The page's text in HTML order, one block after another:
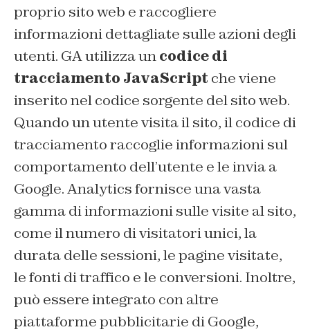
proprio sito web e raccogliere
informazioni dettagliate sulle azioni degli
utenti. GA utilizza uncodice di
tracciamento JavaScript che viene
inserito nel codice sorgente del sito web.
Quando un utente visita il sito, il codice di
tracciamento raccoglie informazioni sul
comportamento dell’utente e le invia a
Google. Analytics fornisce una vasta
gamma di informazioni sulle visite al sito,
come il numero di visitatori unici, la
durata delle sessioni, le pagine visitate,
le fonti di traffico e le conversioni. Inoltre,
può essere integrato con altre
piattaforme pubblicitarie di Google,